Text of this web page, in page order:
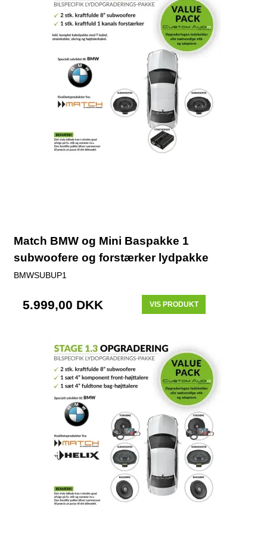
Match BMW og Mini Baspakke 1
subwoofere og forstærker lydpakke
BMWSUBUP1
5.999,00 DKK VIS PRODUKT